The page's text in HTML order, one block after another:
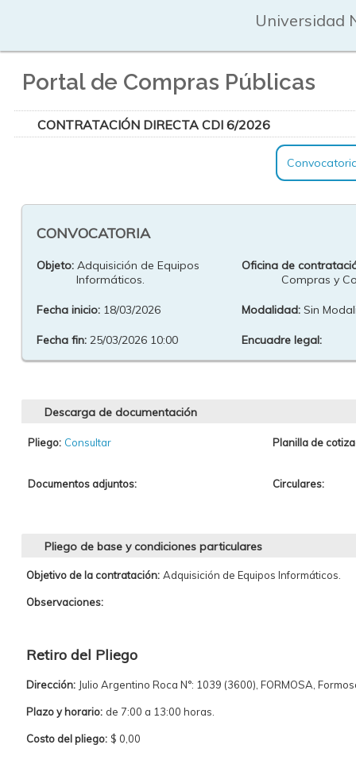
Universidad
Portal de Compras Públicas
CONTRATACIÓN DIRECTA CDI 6/2026
CONVOCATORIA
Objeto: Adquisición de Equipos
Informáticos.
Oficina de
Compras y
Fecha inicio: 18/03/2026 Modalidad: Sin
Fecha fin: 25/03/2026 10:00 Encuadre legal:
Descarga de documentación
Pliego: Consultar Planilla de
Documentos adjuntos: Circulares:
Pliego de base y condiciones particulares
Objetivo de la contratación: Adquisición de Equipos Informáticos.
Observaciones:
Retiro del Pliego
Dirección: Julio Argentino Roca N°: 1039 (3600), FORMOSA,
Plazo y horario: de 7:00 a 13:00 horas.
Costo del pliego: $ 0,00